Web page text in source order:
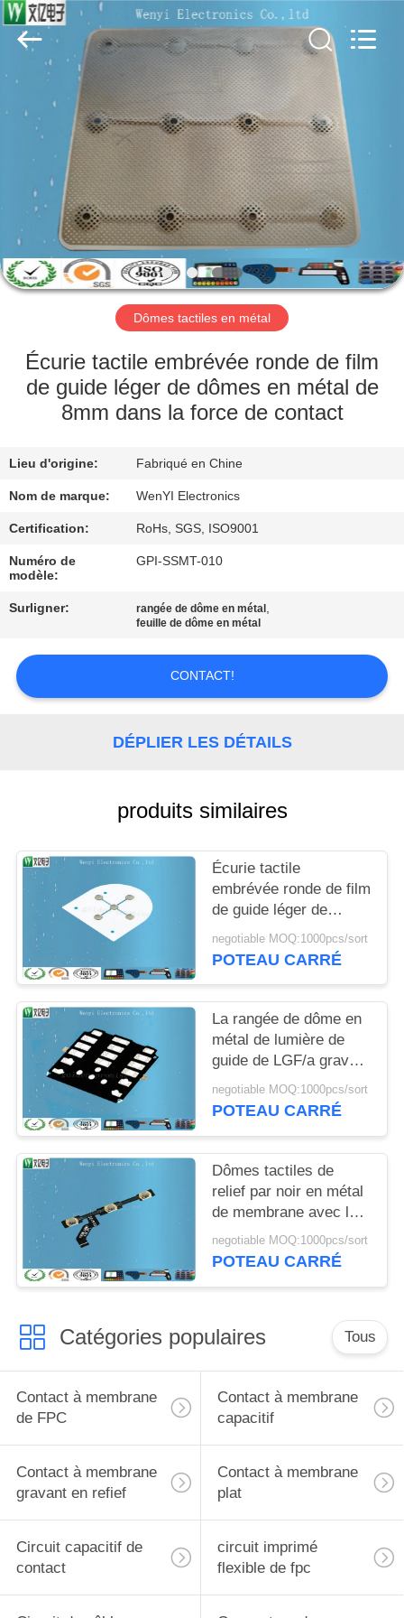
MAISON
DES
PRODUITS
AU
SUJET
DE
VISITE
D'USINE
CONTRÔLE
DE
QUALITÉ
CONTACTEZ-
NOUS
DEMANDEZ
UNE
CITATION
SITE
PRIVACY
POLICY
Dongguan
Jinyuanhang
Electronic
Technology
Rights
Dômes tactiles en métal
Écurie tactile embrévée ronde de film
de guide léger de dômes en métal de
8mm dans la force de contact
Lieu d'origine: Fabriqué en Chine
Nom de marque: WenYI Electronics
Certification: RoHs, SGS, ISO9001
Numéro de
modèle:
GPI-SSMT-010
Surligner: rangée de dôme en métal ,
feuille de dôme en métal
CONTACT!
DÉPLIER LES DÉTAILS
produits similaires
Écurie tactile
embrévée ronde de film
de guide léger de
dômes en métal de
8mm dans la force de
negotiable MOQ:1000pcs/sort
POTEAU CARRÉ
La rangée de dôme en
métal de lumière de
guide de LGF/a gravé
le bouton en refief
tactile de dôme de
negotiable MOQ:1000pcs/sort
POTEAU CARRÉ
Dômes tactiles de
relief par noir en métal
de membrane avec la
copie d'écran en soie
de circuit d'ANIMAL
negotiable MOQ:1000pcs/sort
POTEAU CARRÉ
Catégories populaires Tous
Contact à membrane
de FPC
Contact à membrane
capacitif
Contact à membrane
gravant en refief
Contact à membrane
plat
Circuit capacitif de
contact
circuit imprimé
flexible de fpc